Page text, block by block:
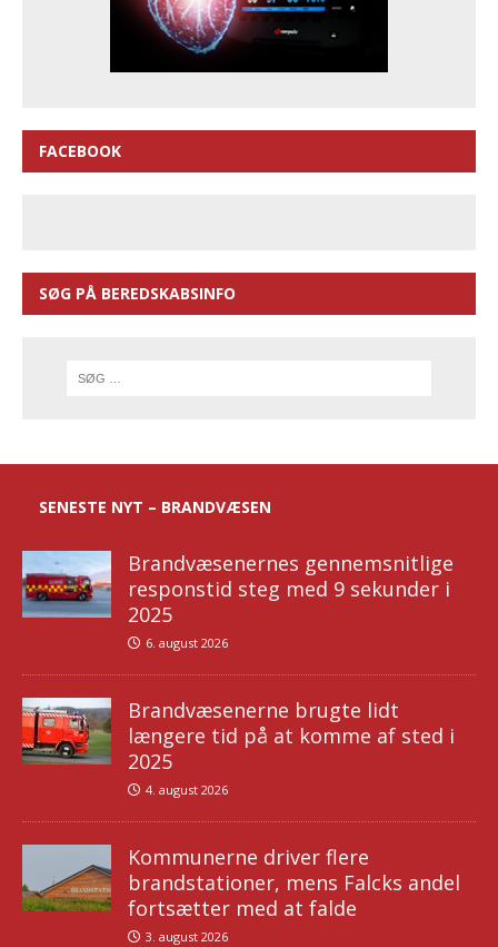
FACEBOOK
SØG PÅ BEREDSKABSINFO
SENESTE NYT – BRANDVÆSEN
Brandvæsenernes gennemsnitlige
responstid steg med 9 sekunder i
2025
6. august 2026
Brandvæsenerne brugte lidt
længere tid på at komme af sted i
2025
4. august 2026
Kommunerne driver flere
brandstationer, mens Falcks andel
fortsætter med at falde
3. august 2026